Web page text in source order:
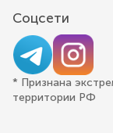
Соцсети
* Признана
территории РФ